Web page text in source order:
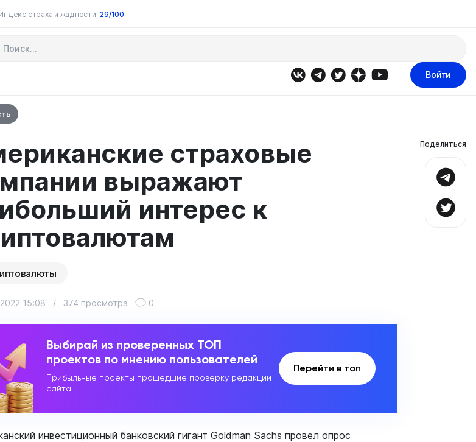
страха и жадности 29/100
Войти
страховые
выражают
интерес к
15:08 / 374 просмотра 0
Выбирай из проверенных ТОП
проектов по мнению пользователей
Прибыльные проекты прошедшие проверку редакции
сайта
Перейти в топ
инвестиционный банковский гигант Goldman Sachs провел опрос
Поделиться